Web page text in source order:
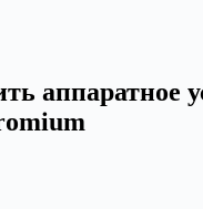
аппаратное